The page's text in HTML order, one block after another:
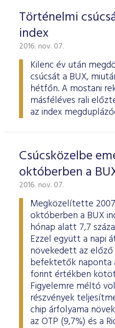
Történelmi
index
2016. nov. 07.
Kilenc év után
csúcsát a BUX,
hétfőn. A mostani
másféléves rali
az index
Csúcsközelbe
októberben a
2016. nov. 07.
Megközelítette
októberben a BUX
hónap alatt 7,7
Ezzel együtt a napi
növekedett az előző
befektetők naponta
forint értékben
Figyelemre méltó
részvények
chip árfolyama
az OTP (9,7%) és a